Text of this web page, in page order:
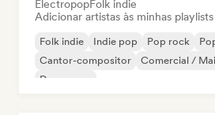
ElectropopFolk indie
Adicionar artistas às minhas
Folk indie Indie pop Pop rock
Cantor-compositor
Comercial /
Dream pop